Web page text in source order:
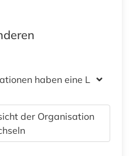
haben eine Lizenz
der Organisation